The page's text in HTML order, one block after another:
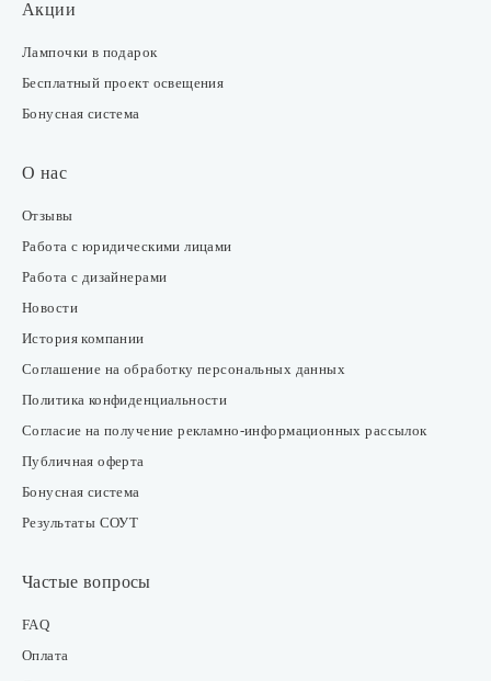
Акции
Лампочки в подарок
Бесплатный проект освещения
Бонусная система
О нас
Отзывы
Работа с юридическими лицами
Работа с дизайнерами
Новости
История компании
Соглашение на обработку персональных данных
Политика конфиденциальности
Согласие на получение рекламно-информационных рассылок
Публичная оферта
Бонусная система
Результаты СОУТ
Частые вопросы
FAQ
Оплата